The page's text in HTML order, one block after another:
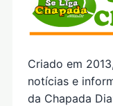
Criado em
notícias e
da Chapada